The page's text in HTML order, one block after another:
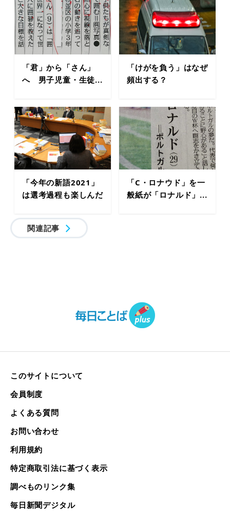
「君」から「さん」
へ 男子児童・生徒...
「けがを負う」はなぜ
頻出する？
「今年の新語2021」
は選考過程も楽しんだ
「C・ロナウド」を一
般紙が「ロナルド」...
関連記事
このサイトについて
会員制度
よくある質問
お問い合わせ
利用規約
特定商取引法に基づく表示
調べものリンク集
毎日新聞デジタル